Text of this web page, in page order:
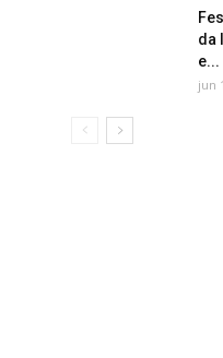
da
e...
jun